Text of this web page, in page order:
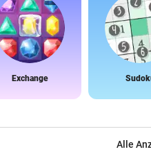
Exchange
Alle